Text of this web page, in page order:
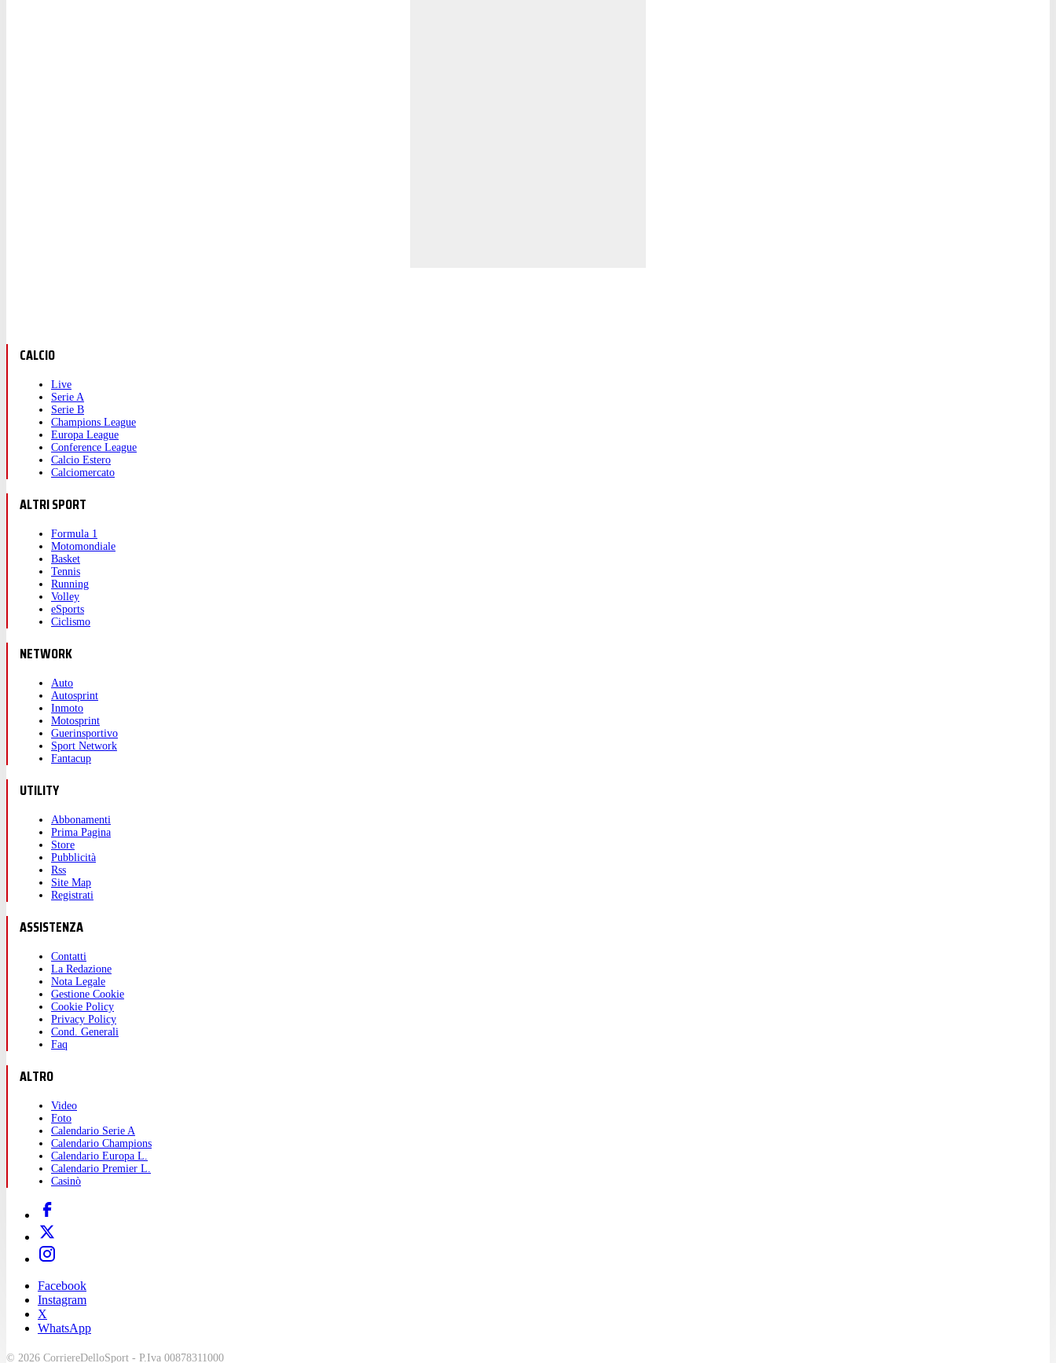
CALCIO
Live
Serie A
Serie B
Champions League
Europa League
Conference League
Calcio Estero
Calciomercato
ALTRI SPORT
Formula 1
Motomondiale
Basket
Tennis
Running
Volley
eSports
Ciclismo
NETWORK
Auto
Autosprint
Inmoto
Motosprint
Guerinsportivo
Sport Network
Fantacup
UTILITY
Abbonamenti
Prima Pagina
Store
Pubblicità
Rss
Site Map
Registrati
ASSISTENZA
Contatti
La Redazione
Nota Legale
Gestione Cookie
Cookie Policy
Privacy Policy
Cond. Generali
Faq
ALTRO
Video
Foto
Calendario Serie A
Calendario Champions
Calendario Europa L.
Calendario Premier L.
Casinò
Facebook
Instagram
X
WhatsApp
© 2026 CorriereDelloSport - P.Iva 00878311000